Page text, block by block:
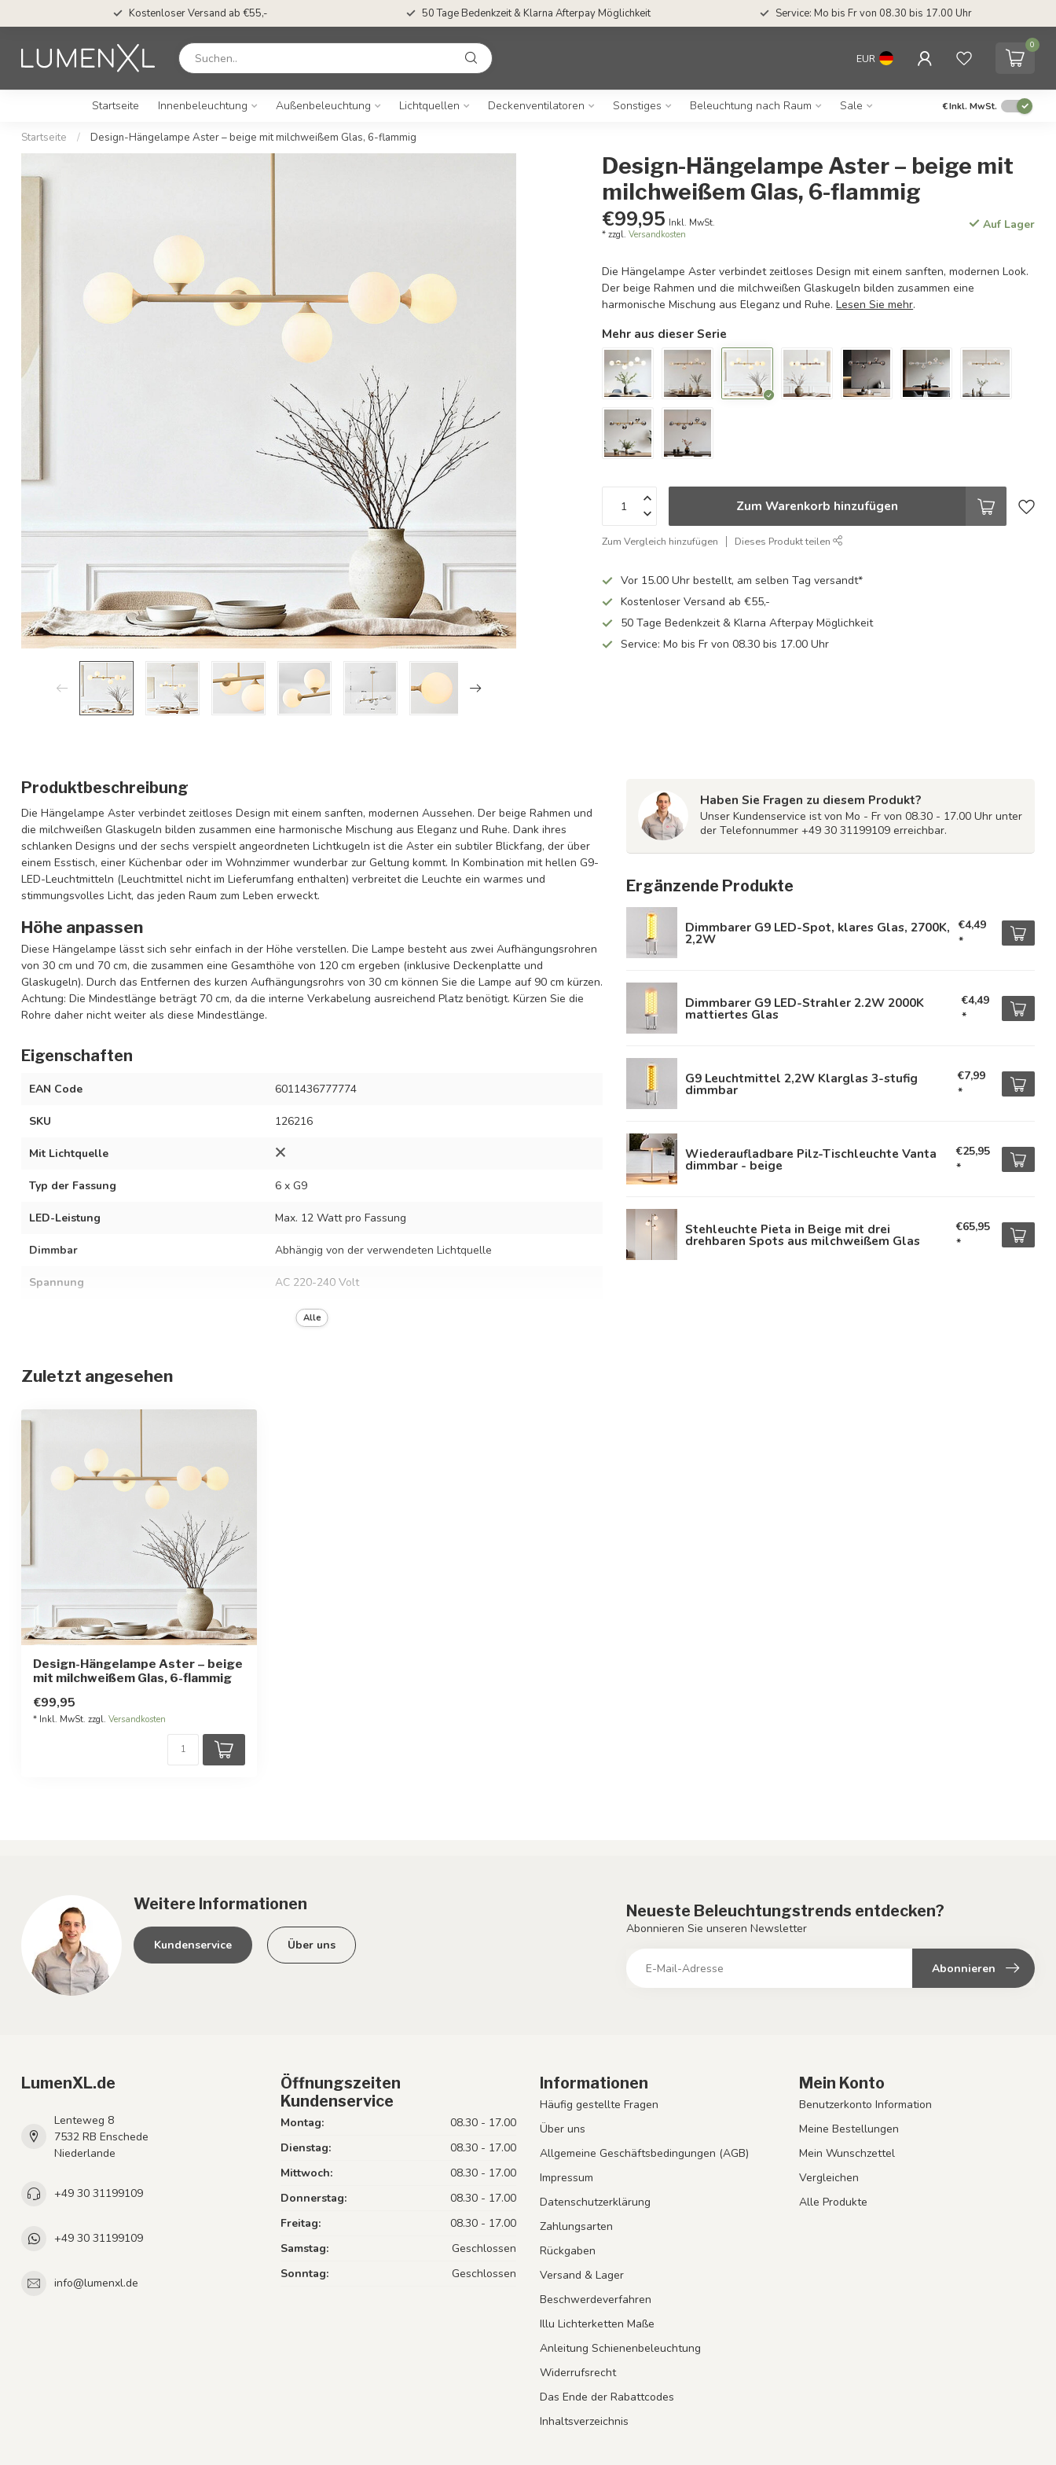
Kostenloser Versand ab €55,- 50 Tage Bedenkzeit & Klarna Afterpay Möglichkeit Service: Mo bis Fr von 08.30 bis 17.00 Uhr
EUR
0
Startseite Innenbeleuchtung Außenbeleuchtung Lichtquellen Deckenventilatoren Sonstiges Beleuchtung nach Raum Sale €Inkl. MwSt.
Startseite / Design-Hängelampe Aster – beige mit milchweißem Glas, 6-flammig
Design-Hängelampe Aster – beige mit
milchweißem Glas, 6-flammig
€99,95 Inkl. MwSt.
* zzgl.Versandkosten
Auf Lager
Die Hängelampe Aster verbindet zeitloses Design mit einem sanften, modernen Look.
Der beige Rahmen und die milchweißen Glaskugeln bilden zusammen eine
harmonische Mischung aus Eleganz und Ruhe.Lesen Sie mehr.
Mehr aus dieser Serie
Zum Warenkorb hinzufügen
Zum Vergleich hinzufügen Dieses Produkt teilen
Vor 15.00 Uhr bestellt, am selben Tag versandt*
Kostenloser Versand ab €55,-
50 Tage Bedenkzeit & Klarna Afterpay Möglichkeit
Service: Mo bis Fr von 08.30 bis 17.00 Uhr
Produktbeschreibung
Die Hängelampe Aster verbindet zeitloses Design mit einem sanften, modernen Aussehen. Der beige Rahmen und
die milchweißen Glaskugeln bilden zusammen eine harmonische Mischung aus Eleganz und Ruhe. Dank ihres
schlanken Designs und der sechs verspielt angeordneten Lichtkugeln ist die Aster ein subtiler Blickfang, der über
einem Esstisch, einer Küchenbar oder im Wohnzimmer wunderbar zur Geltung kommt. In Kombination mit hellen G9-
LED-Leuchtmitteln (Leuchtmittel nicht im Lieferumfang enthalten) verbreitet die Leuchte ein warmes und
stimmungsvolles Licht, das jeden Raum zum Leben erweckt.
Höhe anpassen
Diese Hängelampe lässt sich sehr einfach in der Höhe verstellen. Die Lampe besteht aus zwei Aufhängungsrohren
von 30 cm und 70 cm, die zusammen eine Gesamthöhe von 120 cm ergeben (inklusive Deckenplatte und
Glaskugeln). Durch das Entfernen des kurzen Aufhängungsrohrs von 30 cm können Sie die Lampe auf 90 cm kürzen.
Achtung: Die Mindestlänge beträgt 70 cm, da die interne Verkabelung ausreichend Platz benötigt. Kürzen Sie die
Rohre daher nicht weiter als diese Mindestlänge.
Eigenschaften
EAN Code 6011436777774
SKU 126216
Mit Lichtquelle
Typ der Fassung 6 x G9
LED-Leistung Max. 12 Watt pro Fassung
Dimmbar Abhängig von der verwendeten Lichtquelle
Spannung AC 220-240 Volt
50/60 Hz
Material
Abmessungen
Schutzklasse
Alle
Haben Sie Fragen zu diesem Produkt?
Unser Kundenservice ist von Mo - Fr von 08.30 - 17.00 Uhr unter
der Telefonnummer +49 30 31199109 erreichbar.
Ergänzende Produkte
Dimmbarer G9 LED-Spot, klares Glas, 2700K,
2,2W
€4,49
*
Dimmbarer G9 LED-Strahler 2.2W 2000K
mattiertes Glas
€4,49
*
G9 Leuchtmittel 2,2W Klarglas 3-stufig
dimmbar
€7,99
*
Wiederaufladbare Pilz-Tischleuchte Vanta
dimmbar - beige
€25,95
*
Stehleuchte Pieta in Beige mit drei
drehbaren Spots aus milchweißem Glas
€65,95
*
Zuletzt angesehen
Design-Hängelampe Aster – beige
mit milchweißem Glas, 6-flammig
€99,95
* Inkl. MwSt. zzgl. Versandkosten
Weitere Informationen
Kundenservice Über uns
Neueste Beleuchtungstrends entdecken?
Abonnieren Sie unseren Newsletter
Abonnieren
LumenXL.de
Lenteweg 8
7532 RB Enschede
Niederlande
+49 30 31199109
+49 30 31199109
info@lumenxl.de
Öffnungszeiten
Kundenservice
Montag:
08.30 - 17.00
Dienstag:
08.30 - 17.00
Mittwoch:
08.30 - 17.00
Donnerstag:
08.30 - 17.00
Freitag:
08.30 - 17.00
Samstag:
Geschlossen
Sonntag:
Geschlossen
Informationen
Häufig gestellte Fragen
Über uns
Allgemeine Geschäftsbedingungen (AGB)
Impressum
Datenschutzerklärung
Zahlungsarten
Rückgaben
Versand & Lager
Beschwerdeverfahren
Illu Lichterketten Maße
Anleitung Schienenbeleuchtung
Widerrufsrecht
Das Ende der Rabattcodes
Inhaltsverzeichnis
Mein Konto
Benutzerkonto Information
Meine Bestellungen
Mein Wunschzettel
Vergleichen
Alle Produkte